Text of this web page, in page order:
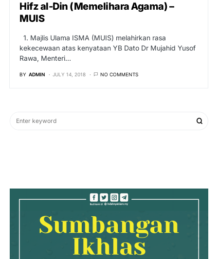
Hifz al-Din (Memelihara Agama) –
MUIS
1. Majlis Ulama ISMA (MUIS) melahirkan rasa
kekecewaan atas kenyataan YB Dato Dr Mujahid Yusof
Rawa, Menteri…
BY ADMIN JULY 14, 2018 NO COMMENTS